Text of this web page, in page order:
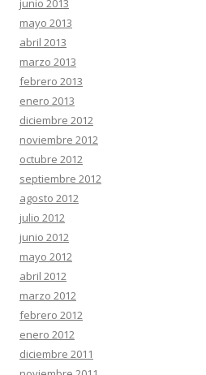
junio 2013
mayo 2013
abril 2013
marzo 2013
febrero 2013
enero 2013
diciembre 2012
noviembre 2012
octubre 2012
septiembre 2012
agosto 2012
julio 2012
junio 2012
mayo 2012
abril 2012
marzo 2012
febrero 2012
enero 2012
diciembre 2011